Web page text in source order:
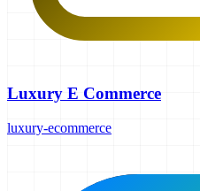
Luxury E Commerce
luxury-ecommerce